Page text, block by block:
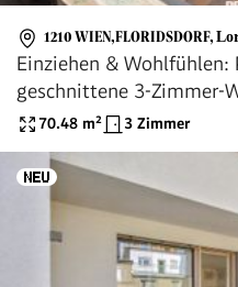
1210 WIEN,FLORIDSDORF,
Einziehen & Wohlfühlen:
geschnittene 3-Zimmer-
Lorettowiese
70.48 m² 3 Zimmer